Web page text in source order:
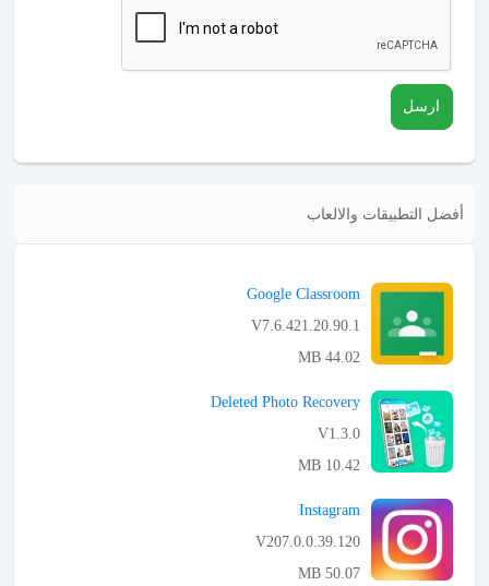
ارسل
أفضل التطبيقات والالعاب
Google Classroom
V7.6.421.20.90.1
44.02 MB
Deleted Photo Recovery
V1.3.0
10.42 MB
Instagram
V207.0.0.39.120
50.07 MB